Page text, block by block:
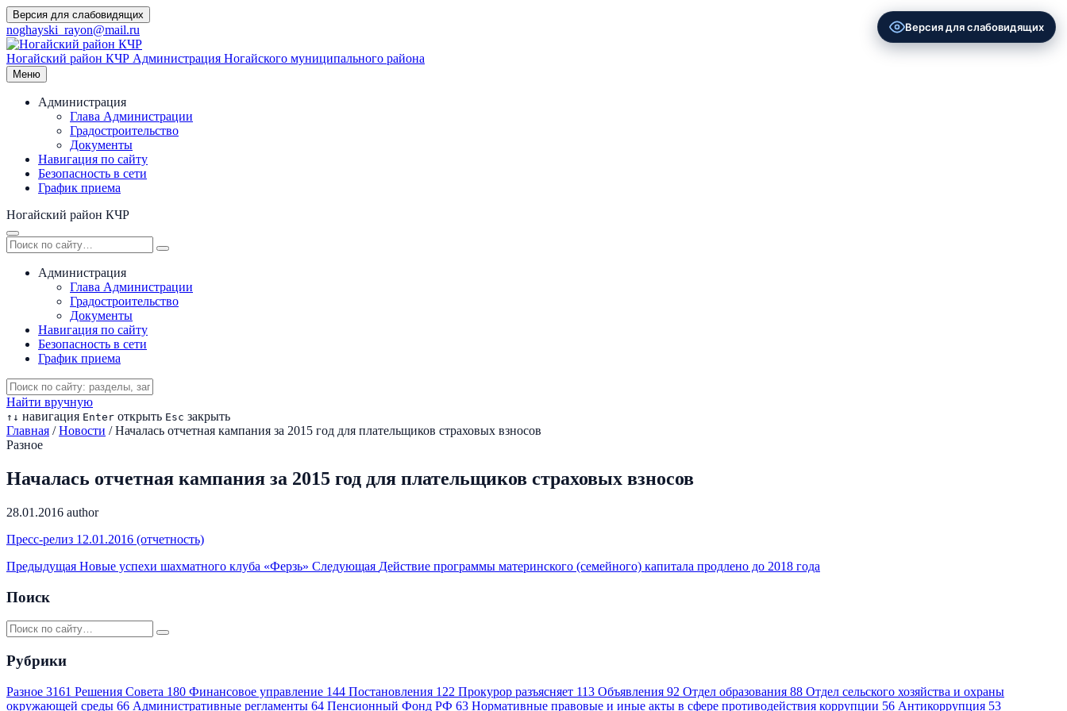
Перейти
к
содержимому
Версия для слабовидящих
noghayski_rayon@mail.ru
Ногайский район КЧР Администрация Ногайского муниципального района
Меню
Администрация
Глава Администрации
Градостроительство
Документы
Навигация по сайту
Безопасность в сети
График приема
Ногайский район КЧР
Администрация
Глава Администрации
Градостроительство
Документы
Навигация по сайту
Безопасность в сети
График приема
Найти вручную
↑ ↓ навигация Enter открыть Esc закрыть
Главная / Новости / Началась отчетная кампания за 2015 год для плательщиков страховых взносов
Разное
Началась отчетная кампания за 2015 год для плательщиков страховых взносов
28.01.2016 author
Пресс-релиз 12.01.2016 (отчетность)
Предыдущая Новые успехи шахматного клуба «Ферзь» Следующая Действие программы материнского (семейного) капитала продлено до 2018 года
Поиск
Рубрики
Разное 3161 Решения Совета 180 Финансовое управление 144 Постановления 122 Прокурор разъясняет 113 Объявления 92 Отдел образования 88 Отдел сельского хозяйства и охраны
окружающей среды 66 Административные регламенты 64 Пенсионный Фонд РФ 63 Нормативные правовые и иные акты в сфере противодействия коррупции 56 Антикоррупция 53
Версия для слабовидящих